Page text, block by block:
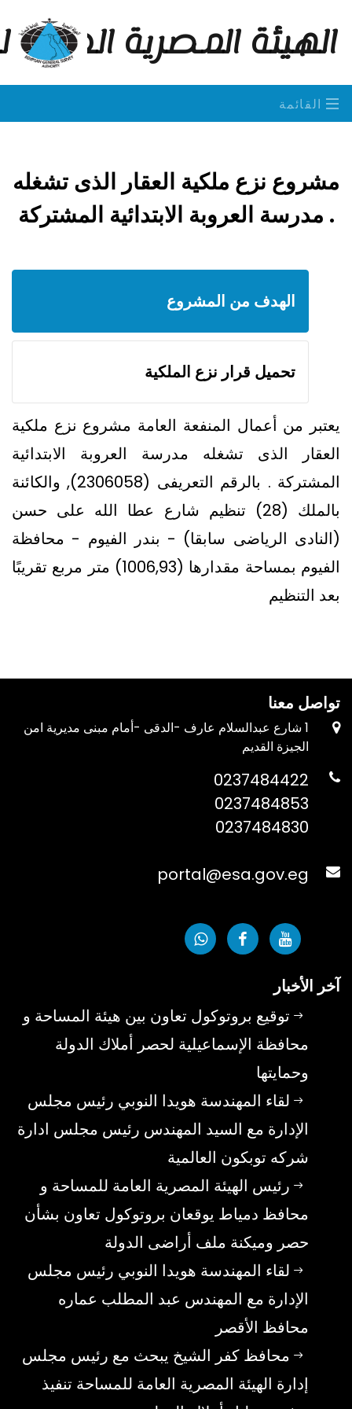
الهيئة المصرية
القائمة
مشروع نزع ملكية العقار الذى تشغله
مدرسة العروبة الابتدائية المشتركة .
الهدف من المشروع
تحميل قرار نزع الملكية
يعتبر من أعمال المنفعة العامة مشروع نزع ملكية
العقار الذى تشغله مدرسة العروبة الابتدائية
المشتركة . بالرقم التعريفى (2306058), والكائنة
بالملك (28) تنظيم شارع عطا الله على حسن
(النادى الرياضى سابقا) - بندر الفيوم - محافظة
الفيوم بمساحة مقدارها (1006,93) متر مربع تقريبًا
بعد التنظيم
تواصل معنا
1 شارع عبدالسلام عارف -الدقى -أمام مبنى مديرية امن
الجيزة القديم
0237484422
0237484853
0237484830
portal@esa.gov.eg
آخر الأخبار
توقيع بروتوكول تعاون بين هيئة المساحة و
محافظة الإسماعيلية لحصر أملاك الدولة
وحمايتها
لقاء المهندسة هويدا النوبي رئيس مجلس
الإدارة مع السيد المهندس رئيس مجلس ادارة
شركه توبكون العالمية
رئيس الهيئة المصرية العامة للمساحة و
محافظ دمياط يوقعان بروتوكول تعاون بشأن
حصر وميكنة ملف أراضى الدولة
لقاء المهندسة هويدا النوبي رئيس مجلس
الإدارة مع المهندس عبد المطلب عماره
محافظ الأقصر
محافظ كفر الشيخ يبحث مع رئيس مجلس
إدارة الهيئة المصرية العامة للمساحة تنفيذ